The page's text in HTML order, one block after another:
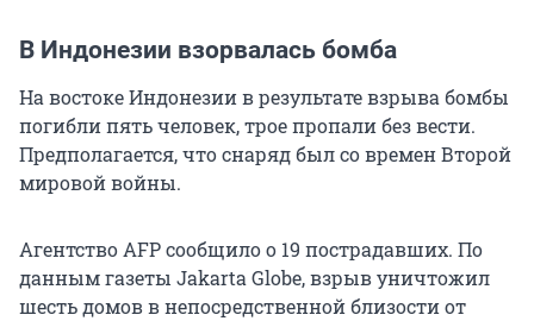
В Индонезии взорвалась бомба
На востоке Индонезии в результате взрыва бомбы
погибли пять человек, трое пропали без вести.
Предполагается, что снаряд был со времен Второй
мировой войны.
Агентство AFP сообщило о 19 пострадавших. По
данным газеты Jakarta Globe, взрыв уничтожил
шесть домов в непосредственной близости от